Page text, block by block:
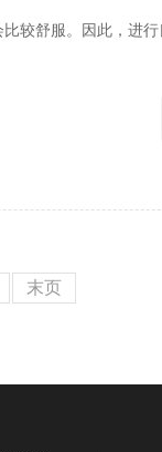
较舒服。因此，进
末页